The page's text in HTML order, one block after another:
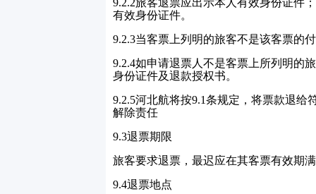
9.2.2旅客退票应出示本人有效身份证件
有效身份证件。
9.2.3当客票上列明的旅客不是该客票的
9.2.4如申请退票人不是客票上所列明的
身份证件及退款授权书。
9.2.5河北航将按9.1条规定，将票款退给
解除责任
9.3退票期限
旅客要求退票，最迟应在其客票有效期
9.4退票地点